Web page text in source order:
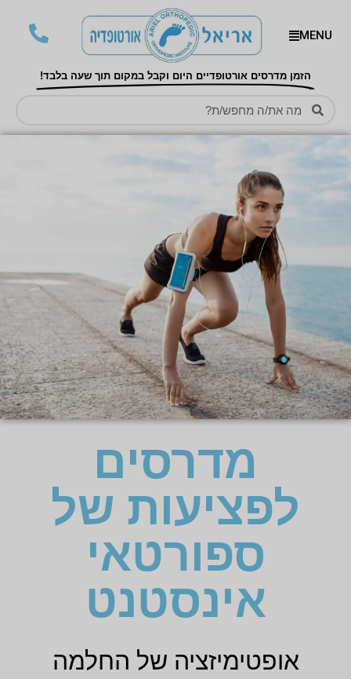
MENU
הזמן מדרסים אורטופדיים היום וקבל במקום תוך שעה בלבד!
מדרסים
לפציעות של
ספורטאי
אינסטנט
אופטימיזציה של החלמה